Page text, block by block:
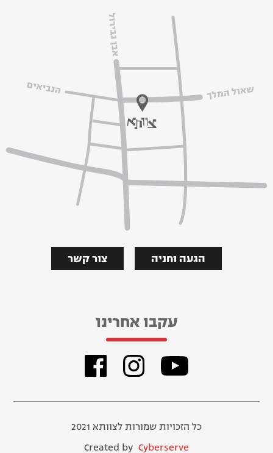
צור קשר הגעה וחניה
עקבו אחרינו
כל הזכויות שמורות לצוותא 2021
Created by Cyberserve